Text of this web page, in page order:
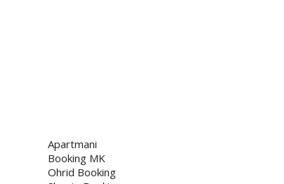
Apartmani
Booking MK
Ohrid Booking